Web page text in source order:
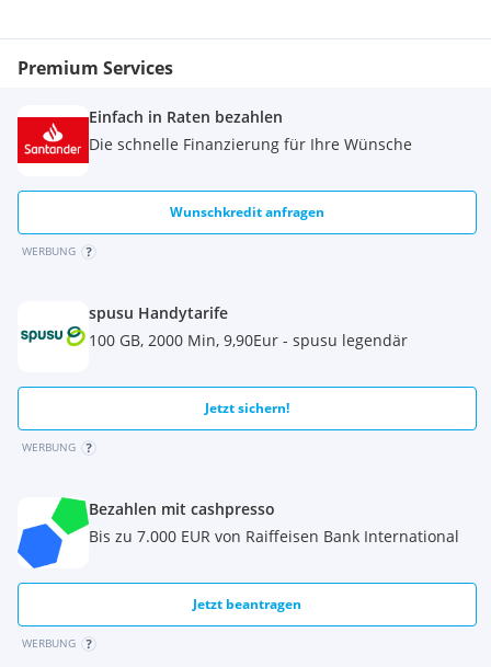
Premium Services
Einfach in Raten bezahlen
Die schnelle Finanzierung für Ihre Wünsche
Wunschkredit anfragen
WERBUNG
spusu Handytarife
100 GB, 2000 Min, 9,90Eur - spusu legendär
Jetzt sichern!
WERBUNG
Bezahlen mit cashpresso
Bis zu 7.000 EUR von Raiffeisen Bank International
Jetzt beantragen
WERBUNG